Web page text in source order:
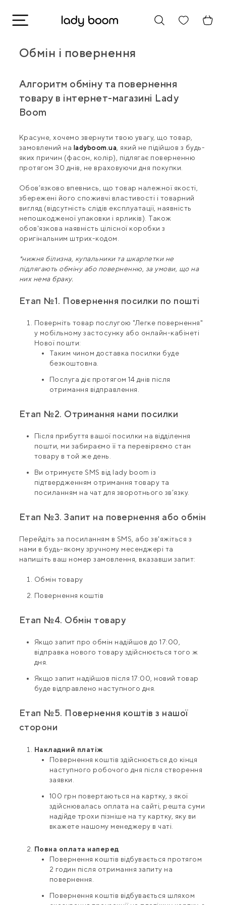
Обмін і повернення
Алгоритм обміну та повернення
товару в інтернет-магазині Lady
Boom
Красуне, хочемо звернути твою увагу, що товар,
замовлений на ladyboom.ua , який не підійшов з будь-
яких причин (фасон, колір), підлягає поверненню
протягом 30 днів, не враховуючи дня покупки.
Обов’язково впевнись, що товар належної якості,
збережені його споживчі властивості і товарний
вигляд (відсутність слідів експлуатації, наявність
непошкодженої упаковки і ярликів). Також
обов'язкова наявність цілісної коробки з
оригінальним штрих-кодом.
*нижня білизна, купальники та шкарпетки не
підлягають обміну або поверненню, за умови, що на
них нема браку.
Етап №1. Повернення посилки по пошті
Поверніть товар послугою "Легке повернення"
у мобільному застосунку або онлайн-кабінеті
Нової пошти:
Таким чином доставка посилки буде
безкоштовна.
Послуга діє протягом 14 днів після
отримання відправлення.
Етап №2. Отримання нами посилки
Після прибуття вашої посилки на відділення
пошти, ми забираємо її та перевіряємо стан
товару в той же день.
Ви отримуєте SMS від lady boom із
підтвердженням отримання товару та
посиланням на чат для зворотнього зв’язку.
Етап №3. Запит на повернення або обмін
Перейдіть за посиланням в SMS, або зв'яжіться з
нами в будь-якому зручному месенджері та
напишіть ваш номер замовлення, вказавши запит:
Обмін товару
Повернення коштів
Етап №4. Обмін товару
Якщо запит про обмін надійшов до 17:00,
відправка нового товару здійснюється того ж
дня.
Якщо запит надійшов після 17:00, новий товар
буде відправлено наступного дня.
Етап №5. Повернення коштів з нашої
сторони
Накладний платіж
Повернення коштів здійснюється до кінця
наступного робочого дня після створення
заявки.
100 грн повертаються на картку, з якої
здійснювалась оплата на сайті, решта суми
надійде трохи пізніше на ту картку, яку ви
вкажете нашому менеджеру в чаті.
Повна оплата наперед
Повернення коштів відбувається протягом
2 годин після отримання запиту на
повернення.
Повернення коштів відбувається шляхом